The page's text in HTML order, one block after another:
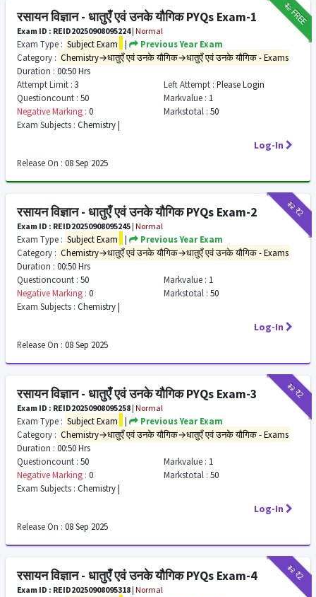
₹12FREE
रसायन विज्ञान - धातुएँ एवं उनके यौगिक PYQs Exam-1
Exam ID : REID20250908095224| Normal
Exam Type : Subject Exam |
Previous Year Exam
Category : Chemistry→धातुएँ एवं उनके यौगिक→धातुएँ एवं उनके यौगिक - Exams
Duration : 00:50 Hrs
Attempt Limit : 3 Left Attempt : Please Login
Questioncount : 50 Markvalue : 1
Negative Marking : 0 Markstotal : 50
Exam Subjects : Chemistry |
Log-In
Release On : 08 Sep 2025
₹12₹2
रसायन विज्ञान - धातुएँ एवं उनके यौगिक PYQs Exam-2
Exam ID : REID20250908095245 | Normal
Exam Type : Subject Exam |
Previous Year Exam
Category : Chemistry→धातुएँ एवं उनके यौगिक→धातुएँ एवं उनके यौगिक - Exams
Duration : 00:50 Hrs
Questioncount : 50 Markvalue : 1
Negative Marking : 0 Markstotal : 50
Exam Subjects : Chemistry |
Log-In
Release On : 08 Sep 2025
₹12₹2
रसायन विज्ञान - धातुएँ एवं उनके यौगिक PYQs Exam-3
Exam ID : REID20250908095258 | Normal
Exam Type : Subject Exam |
Previous Year Exam
Category : Chemistry→धातुएँ एवं उनके यौगिक→धातुएँ एवं उनके यौगिक - Exams
Duration : 00:50 Hrs
Questioncount : 50 Markvalue : 1
Negative Marking : 0 Markstotal : 50
Exam Subjects : Chemistry |
Log-In
Release On : 08 Sep 2025
₹12₹2
रसायन विज्ञान - धातुएँ एवं उनके यौगिक PYQs Exam-4
Exam ID : REID20250908095318 | Normal